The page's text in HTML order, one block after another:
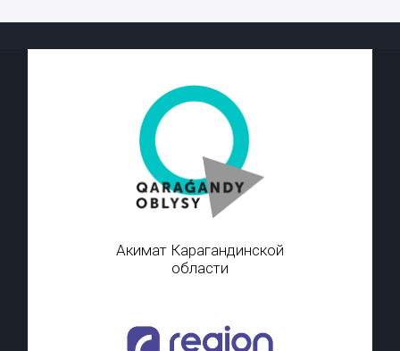
Акимат Карагандинской
области